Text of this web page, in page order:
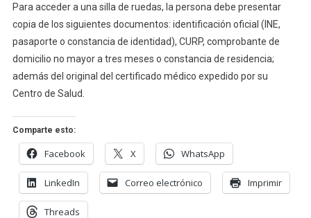
Para acceder a una silla de ruedas, la persona debe presentar
copia de los siguientes documentos: identificación oficial (INE,
pasaporte o constancia de identidad), CURP, comprobante de
domicilio no mayor a tres meses o constancia de residencia;
además del original del certificado médico expedido por su
Centro de Salud.
Comparte esto:
Facebook X WhatsApp
LinkedIn Correo electrónico Imprimir
Threads